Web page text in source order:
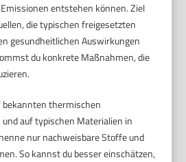
entstehen können. Ziel
die typischen freigesetzten
gesundheitlichen Auswirkungen
du konkrete Maßnahmen, die
bekannten thermischen
auf typischen Materialien in
nur nachweisbare Stoffe und
So kannst du besser einschätzen,